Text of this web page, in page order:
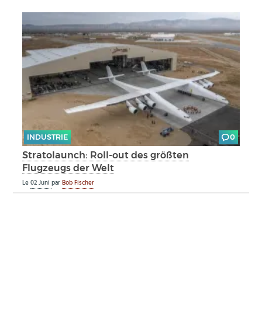
INDUSTRIE 0
Stratolaunch: Roll-out des größten
Flugzeugs der Welt
Le02 JuniparBob Fischer